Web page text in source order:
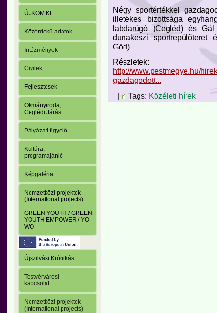
ÚJKOM Kft.
Közérdekű adatok
Intézmények
Civilek
Fejlesztések
Okmányiroda,
Ceglédi Járás
Pályázati figyelő
Kultúra,
programajánló
Képgaléria
Nemzetközi projektek
(International projects)
GREEN YOUTH / GREEN
YOUTH EMPOWER / YO-
WO
Újszilvási Krónikás
Testvérvárosi
kapcsolat
Nemzetközi projektek
(International projects)
Négy sportértékkel
illetékes bizottsága
labdarúgó (Cegléd) és
dunakeszi sportrepülőteret
Göd).
Részletek:
http://www.pestmegye.hu/
gazdagodott...
|
Tags: Közéleti hírek